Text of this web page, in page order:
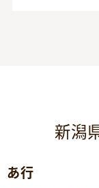
新潟
あ行